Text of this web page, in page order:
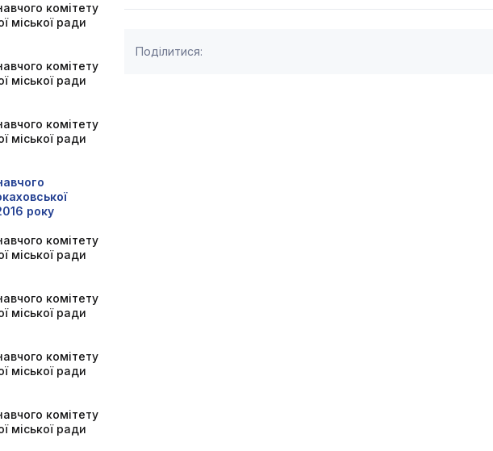
комітету
міської ради
комітету
міської ради
комітету
міської ради
року
комітету
міської ради
комітету
міської ради
комітету
міської ради
комітету
міської ради
Поділитися: